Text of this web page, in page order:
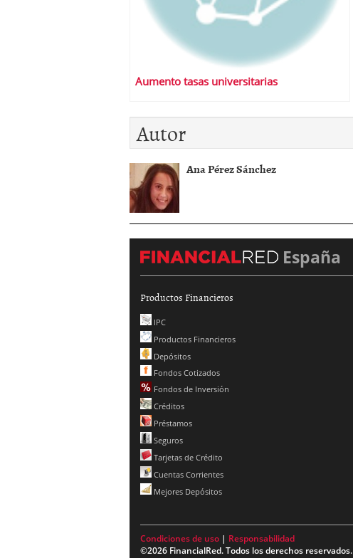
Aumento tasas universitarias
Autor
Ana Pérez Sánchez
España
Productos Financieros
IPC
Productos Financieros
Depósitos
Fondos Cotizados
Fondos de Inversión
Créditos
Préstamos
Seguros
Tarjetas de Crédito
Cuentas Corrientes
Mejores Depósitos
Condiciones de uso | Responsabilidad
©2026 FinancialRed. Todos los derechos reservados.